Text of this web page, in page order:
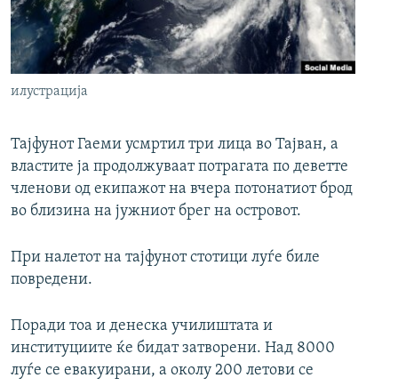
РСЕ веб страници
илустрација
Тајфунот Гаеми усмртил три лица во Тајван, а
властите ја продолжуваат потрагата по деветте
членови од екипажот на вчера потонатиот брод
во близина на јужниот брег на островот.
При налетот на тајфунот стотици луѓе биле
повредени.
Поради тоа и денеска училиштата и
институциите ќе бидат затворени. Над 8000
луѓе се евакуирани, а околу 200 летови се